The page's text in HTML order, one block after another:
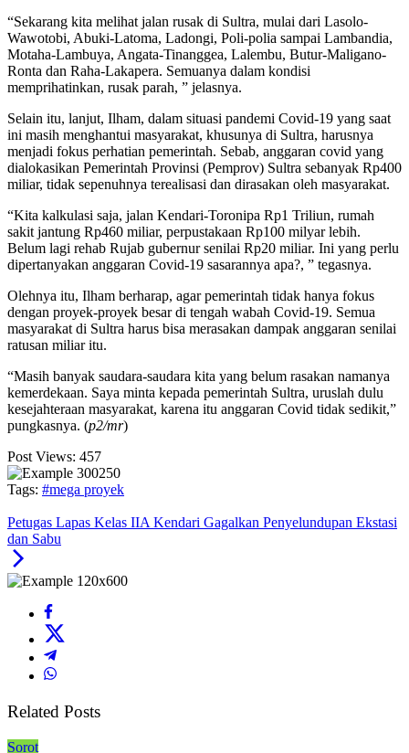
“Sekarang kita melihat jalan rusak di Sultra, mulai dari Lasolo-
Wawotobi, Abuki-Latoma, Ladongi, Poli-polia sampai Lambandia,
Motaha-Lambuya, Angata-Tinanggea, Lalembu, Butur-Maligano-
Ronta dan Raha-Lakapera. Semuanya dalam kondisi
memprihatinkan, rusak parah, ” jelasnya.
Selain itu, lanjut, Ilham, dalam situasi pandemi Covid-19 yang saat
ini masih menghantui masyarakat, khusunya di Sultra, harusnya
menjadi fokus perhatian pemerintah. Sebab, anggaran covid yang
dialokasikan Pemerintah Provinsi (Pemprov) Sultra sebanyak Rp400
miliar, tidak sepenuhnya terealisasi dan dirasakan oleh masyarakat.
“Kita kalkulasi saja, jalan Kendari-Toronipa Rp1 Triliun, rumah
sakit jantung Rp460 miliar, perpustakaan Rp100 milyar lebih.
Belum lagi rehab Rujab gubernur senilai Rp20 miliar. Ini yang perlu
dipertanyakan anggaran Covid-19 sasarannya apa?, ” tegasnya.
Olehnya itu, Ilham berharap, agar pemerintah tidak hanya fokus
dengan proyek-proyek besar di tengah wabah Covid-19. Semua
masyarakat di Sultra harus bisa merasakan dampak anggaran senilai
ratusan miliar itu.
“Masih banyak saudara-saudara kita yang belum rasakan namanya
kemerdekaan. Saya minta kepada pemerintah Sultra, uruslah dulu
kesejahteraan masyarakat, karena itu anggaran Covid tidak sedikit,”
pungkasnya. (p2/mr)
Post Views: 457
Tags: #mega proyek
Petugas Lapas Kelas IIA Kendari Gagalkan Penyelundupan Ekstasi
dan Sabu
Related Posts
Sorot